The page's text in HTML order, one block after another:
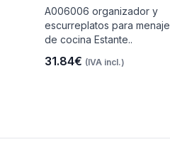
A006006 organizador y
escurreplatos para menaje
de cocina Estante..
31.84€ (IVA incl.)